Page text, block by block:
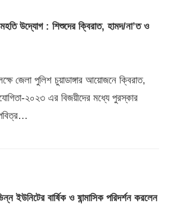
মহতি উদ্যোগ : শিশুদের ক্বিরাত, হামদ/না’ত ও
জেলা পুলিশ চুয়াডাঙ্গার আয়োজনে ক্বিরাত,
২০২৩ এর বিজয়ীদের মধ্যে পুরস্কার
ইউনিটের বার্ষিক ও ষান্মাসিক পরিদর্শন করলেন